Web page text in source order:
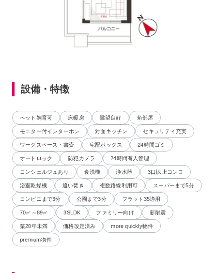
設備・特徴
ペット飼育可 床暖房 眺望良好 角部屋
モニター付インターホン 対面キッチン セキュリティ充実
ワークスペース・書斎 宅配ボックス 24時間ゴミ
オートロック 防犯カメラ 24時間有人管理
コンシェルジュあり 食洗機 浄水器 3口以上コンロ
浴室乾燥機 追い焚き 複数路線利用可 スーパーまで5分
コンビニまで3分 公園まで3分 フラット35適用
70㎡～89㎡ 3SLDK ファミリー向け 新耐震
築20年未満 価格改定済み more quickly物件
premium物件